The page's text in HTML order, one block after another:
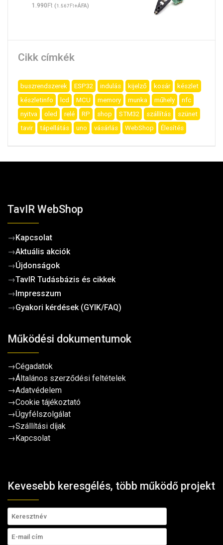
1.990Ft (1.567Ft+ÁFA)
Cikk címkék
buszrendszerek ESP32 indulás kijelző kosár
készlet
készletinfo
lcd MCU memory munka műhely
nfc
nyitva
oled relé RP shop STM32 szállítás
szünet
tavir
tápellátás uno vásárlás WebShop Élesítés
TavIR WebShop
→Kapcsolat
→Aktuális akciók
→Újdonságok
→TavIR Tudásbázis és cikkek
→Impresszum
→Gyakori kérdések (GYIK/FAQ)
Működési dokumentumok
→Cégadatok
→Általános szerződési feltételek
→Adatvédelem
→Cookie tájékoztató
→Ügyfélszolgálat
→Szállítási díjak
→Kapcsolat
Kevesebb keresgélés, több működő projekt